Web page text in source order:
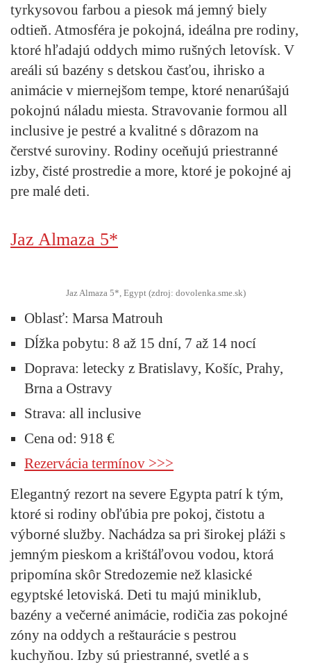
tyrkysovou farbou a piesok má jemný biely
odtieň. Atmosféra je pokojná, ideálna pre rodiny,
ktoré hľadajú oddych mimo rušných letovísk. V
areáli sú bazény s detskou časťou, ihrisko a
animácie v miernejšom tempe, ktoré nenarúšajú
pokojnú náladu miesta. Stravovanie formou all
inclusive je pestré a kvalitné s dôrazom na
čerstvé suroviny. Rodiny oceňujú priestranné
izby, čisté prostredie a more, ktoré je pokojné aj
pre malé deti.
Jaz Almaza 5*
Jaz Almaza 5*, Egypt (zdroj: dovolenka.sme.sk)
Oblasť: Marsa Matrouh
Dĺžka pobytu: 8 až 15 dní, 7 až 14 nocí
Doprava: letecky z Bratislavy, Košíc, Prahy,
Brna a Ostravy
Strava: all inclusive
Cena od: 918 €
Rezervácia termínov >>>
Elegantný rezort na severe Egypta patrí k tým,
ktoré si rodiny obľúbia pre pokoj, čistotu a
výborné služby. Nachádza sa pri širokej pláži s
jemným pieskom a krištáľovou vodou, ktorá
pripomína skôr Stredozemie než klasické
egyptské letoviská. Deti tu majú miniklub,
bazény a večerné animácie, rodičia zas pokojné
zóny na oddych a reštaurácie s pestrou
kuchyňou. Izby sú priestranné, svetlé a s